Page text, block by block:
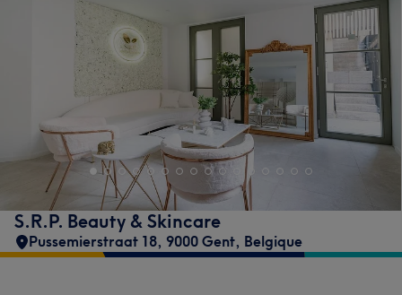
S.R.P. Beauty & Skincare
Pussemierstraat 18, 9000 Gent, Belgique